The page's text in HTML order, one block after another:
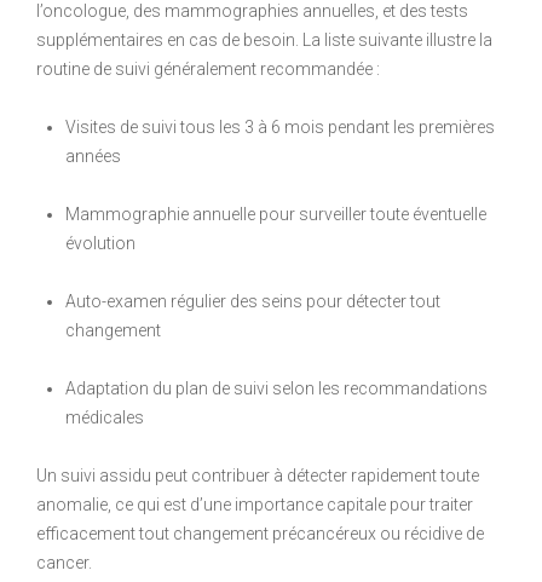
l’oncologue, des mammographies annuelles, et des tests
supplémentaires en cas de besoin. La liste suivante illustre la
routine de suivi généralement recommandée :
Visites de suivi tous les 3 à 6 mois pendant les premières
années
Mammographie annuelle pour surveiller toute éventuelle
évolution
Auto-examen régulier des seins pour détecter tout
changement
Adaptation du plan de suivi selon les recommandations
médicales
Un suivi assidu peut contribuer à détecter rapidement toute
anomalie, ce qui est d’une importance capitale pour traiter
efficacement tout changement précancéreux ou récidive de
cancer.